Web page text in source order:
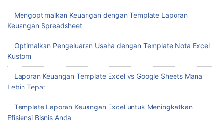
Mengoptimalkan Keuangan dengan Template Laporan
Keuangan Spreadsheet
Optimalkan Pengeluaran Usaha dengan Template Nota Excel
Kustom
Laporan Keuangan Template Excel vs Google Sheets Mana
Lebih Tepat
Template Laporan Keuangan Excel untuk Meningkatkan
Efisiensi Bisnis Anda